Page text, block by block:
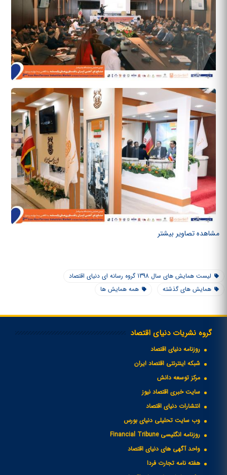
مشاهده تصاویر بیشتر
لیست همایش های سال 1398 گروه رسانه ای دنیای اقتصاد
همایش های گذشته
همه همایش ها
گروه نشریات دنیای اقتصاد
روزنامه دنیای اقتصاد
شبکه اینترنتی اقتصاد ایران
مرکز توسعه دانش
سایت خبری اقتصاد نیوز
انتشارات دنیای اقتصاد
وب سایت تحلیلی دنیای بورس
روزنامه انگلیسی Financial Tribune
واحد آگهی های دنیای اقتصاد
هفته نامه تجارت فردا